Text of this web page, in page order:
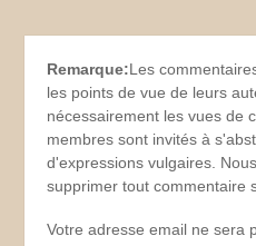
Remarque:Les
les points de vue de leurs
nécessairement les vues de
membres sont invités à
d'expressions vulgaires.
supprimer tout commentaire
Votre adresse email ne sera